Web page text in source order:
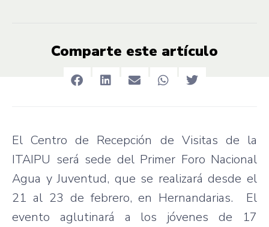
Comparte este artículo
El Centro de Recepción de Visitas de la
ITAIPU será sede del Primer Foro Nacional
Agua y Juventud, que se realizará desde el
21 al 23 de febrero, en Hernandarias. El
evento aglutinará a los jóvenes de 17